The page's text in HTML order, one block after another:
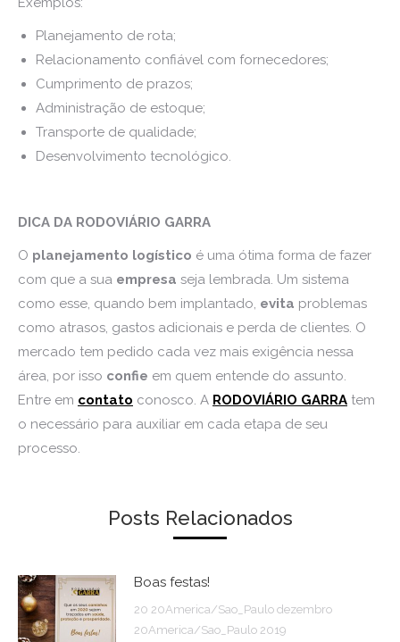
Planejamento de rota;
Relacionamento confiável com fornecedores;
Cumprimento de prazos;
Administração de estoque;
Transporte de qualidade;
Desenvolvimento tecnológico.
DICA DA RODOVIÁRIO GARRA
O planejamento logístico é uma ótima forma de fazer
com que a sua empresa seja lembrada. Um sistema
como esse, quando bem implantado, evita problemas
como atrasos, gastos adicionais e perda de clientes. O
mercado tem pedido cada vez mais exigência nessa
área, por isso confie em quem entende do assunto.
Entre em contato conosco. A RODOVIÁRIO GARRA tem
o necessário para auxiliar em cada etapa de seu
processo.
Posts Relacionados
Boas festas!
20 20America/Sao_Paulo dezembro
20America/Sao_Paulo 2019